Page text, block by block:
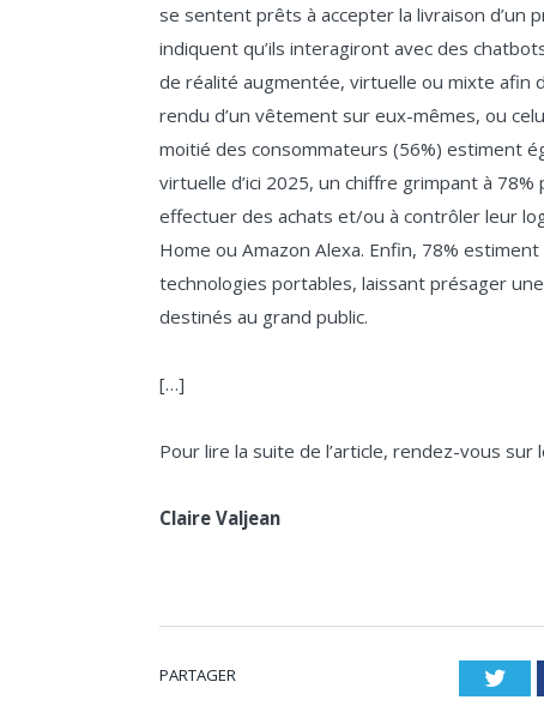
se sentent prêts à accepter la livraison d’un
indiquent qu’ils interagiront avec des
de réalité augmentée, virtuelle ou mixte afin
rendu d’un vêtement sur eux-mêmes, ou
moitié des consommateurs (56%) estiment
virtuelle d’ici 2025, un chiffre grimpant à
effectuer des achats et/ou à contrôler leur
Home ou Amazon Alexa. Enfin, 78%
technologies portables, laissant présager
destinés au grand public.
[…]
Pour lire la suite de l’article, rendez-vous
Claire Valjean
PARTAGER